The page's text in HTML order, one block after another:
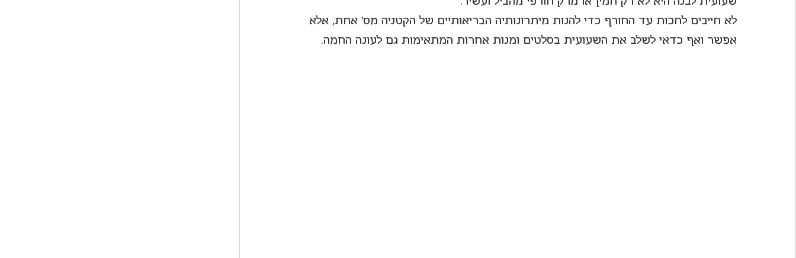
לחיות את פורטולא חייבים לחכות עד החורף כדי להנות מיתרונותיה הבריאותיים של הקטניה מס' אחת, אלא
אפשר ואף כדאי לשלב את השעועית בסלטים ומנות אחרות המתאימות גם לעונה החמה.